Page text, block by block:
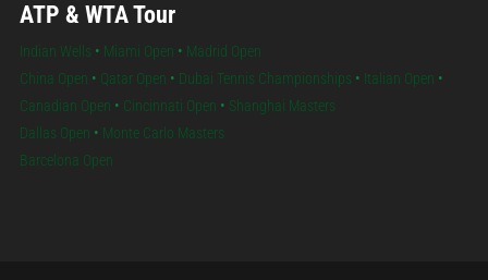
ATP & WTA Tour
Indian Wells • Miami Open • Madrid Open
China Open • Qatar Open • Dubai Tennis Championships • Italian Open •
Canadian Open • Cincinnati Open • Shanghai Masters
Dallas Open • Monte Carlo Masters
Barcelona Open